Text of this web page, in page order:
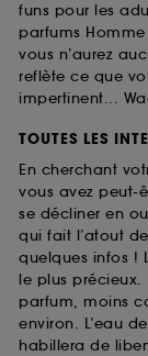
funs pour les
parfums
vous n’aurez
reflète ce que
impertinent...
TOUTES LES
En cherchant
vous avez peut-
se décliner en
qui fait l’atout
quelques infos !
le plus précieux.
parfum, moins
environ. L’eau
habillera de